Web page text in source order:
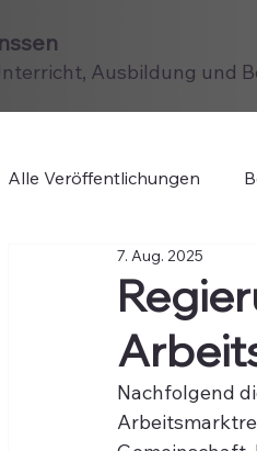
Ausbildung und
Alle Veröffentlichungen
7. Aug. 2025
Nachfolgend